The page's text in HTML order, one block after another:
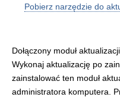
Pobierz narzędzie do
Dołączony moduł
Wykonaj aktualizację po
zainstalować ten moduł
administratora komputera.